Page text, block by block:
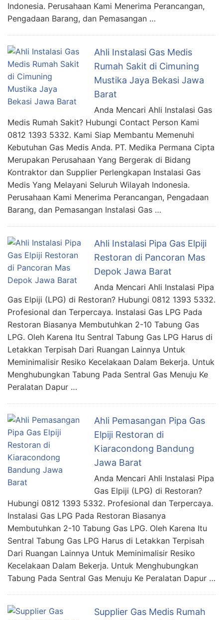
Indonesia. Perusahaan Kami Menerima Perancangan,
Pengadaan Barang, dan Pemasangan …
Ahli Instalasi Gas Medis
Rumah Sakit di Cimuning
Mustika Jaya Bekasi Jawa
Barat
Anda Mencari Ahli Instalasi Gas
Medis Rumah Sakit? Hubungi Contact Person Kami
0812 1393 5332. Kami Siap Membantu Memenuhi
Kebutuhan Gas Medis Anda. PT. Medika Permana Cipta
Merupakan Perusahaan Yang Bergerak di Bidang
Kontraktor dan Supplier Perlengkapan Instalasi Gas
Medis Yang Melayani Seluruh Wilayah Indonesia.
Perusahaan Kami Menerima Perancangan, Pengadaan
Barang, dan Pemasangan Instalasi Gas …
Ahli Instalasi Pipa Gas Elpiji
Restoran di Pancoran Mas
Depok Jawa Barat
Anda Mencari Ahli Instalasi Pipa
Gas Elpiji (LPG) di Restoran? Hubungi 0812 1393 5332.
Profesional dan Terpercaya. Instalasi Gas LPG Pada
Restoran Biasanya Membutuhkan 2-10 Tabung Gas
LPG. Oleh Karena Itu Sentral Tabung Gas LPG Harus di
Letakkan Terpisah Dari Ruangan Lainnya Untuk
Meminimalisir Resiko Kecelakaan Dalam Bekerja. Untuk
Menghubungkan Tabung Pada Sentral Gas Menuju Ke
Peralatan Dapur …
Ahli Pemasangan Pipa Gas
Elpiji Restoran di
Kiaracondong Bandung
Jawa Barat
Anda Mencari Ahli Instalasi Pipa
Gas Elpiji (LPG) di Restoran?
Hubungi 0812 1393 5332. Profesional dan Terpercaya.
Instalasi Gas LPG Pada Restoran Biasanya
Membutuhkan 2-10 Tabung Gas LPG. Oleh Karena Itu
Sentral Tabung Gas LPG Harus di Letakkan Terpisah
Dari Ruangan Lainnya Untuk Meminimalisir Resiko
Kecelakaan Dalam Bekerja. Untuk Menghubungkan
Tabung Pada Sentral Gas Menuju Ke Peralatan Dapur …
Supplier Gas Medis Rumah